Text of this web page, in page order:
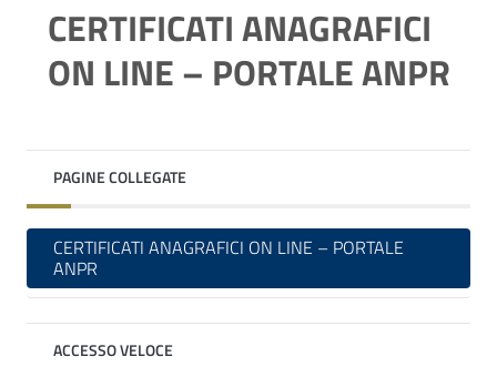
CERTIFICATI ANAGRAFICI
ON LINE – PORTALE ANPR
PAGINE COLLEGATE
CERTIFICATI ANAGRAFICI ON LINE – PORTALE
ANPR
ACCESSO VELOCE